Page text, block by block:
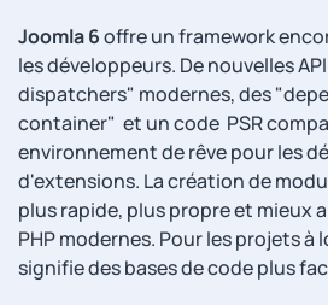
Joomla 6offre un framework
les développeurs. De nouvelles
dispatchers" modernes, des
container" et un code PSR
environnement de rêve pour les
d'extensions. La création de
plus rapide, plus propre et mieux
PHP modernes. Pour les projets à
signifie des bases de code plus